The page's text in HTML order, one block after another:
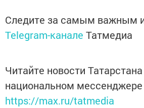
Следите за самым важным
Telegram-канале Татмедиа
Читайте новости
национальном
https://max.ru/tatmedia